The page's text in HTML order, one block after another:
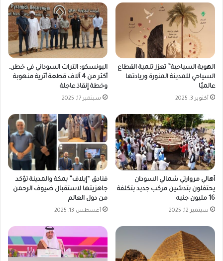
الهوية السياحية” تعزز تنمية القطاع
السياحي للمدينة المنورة وريادتها
عالميًا
أكتوبر 3, 2025
اليونسكو: التراث السوداني في خطر…
أكثر من 4 آلاف قطعة أثرية منهوبة
وخطة إنقاذ عاجلة
سبتمبر 17, 2025
أهالي مروارتي شمالي السودان
يحتفلون بتدشين مركب جديد بتكلفة
16 مليون جنيه
سبتمبر 12, 2025
فنادق “إيلاف” بمكة والمدينة تؤكد
جاهزيتها لاستقبال ضيوف الرحمن
من دول العالم
أغسطس 13, 2025